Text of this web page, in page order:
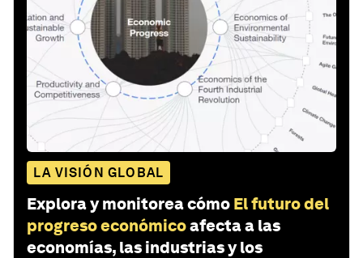
LA VISIÓN GLOBAL
Explora y monitorea cómo El futuro del
progreso económicoafecta a las
economías, las industrias y los